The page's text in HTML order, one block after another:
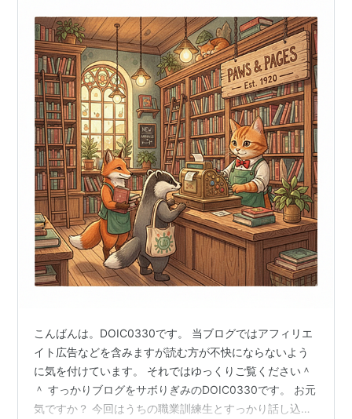
こんばんは。DOIC0330です。 当ブログではアフィリエ
イト広告などを含みますが読む方が不快にならないよう
に気を付けています。 それではゆっくりご覧ください＾
＾ すっかりブログをサボりぎみのDOIC0330です。 お元
気ですか？ 今回はうちの職業訓練生とすっかり話し込ん